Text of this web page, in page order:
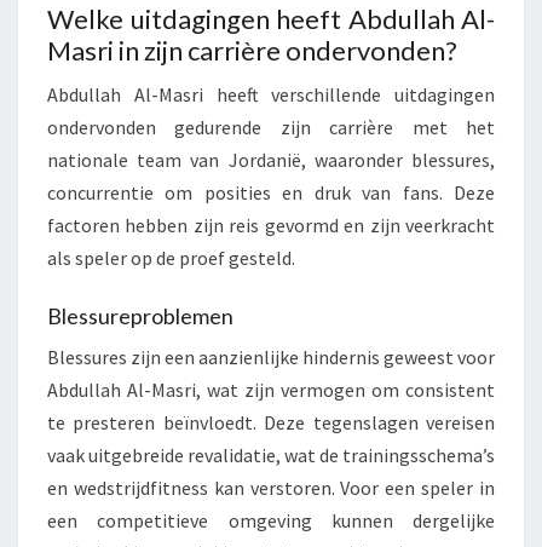
Welke uitdagingen heeft Abdullah Al-
Masri in zijn carrière ondervonden?
Abdullah Al-Masri heeft verschillende uitdagingen
ondervonden gedurende zijn carrière met het
nationale team van Jordanië, waaronder blessures,
concurrentie om posities en druk van fans. Deze
factoren hebben zijn reis gevormd en zijn veerkracht
als speler op de proef gesteld.
Blessureproblemen
Blessures zijn een aanzienlijke hindernis geweest voor
Abdullah Al-Masri, wat zijn vermogen om consistent
te presteren beïnvloedt. Deze tegenslagen vereisen
vaak uitgebreide revalidatie, wat de trainingsschema’s
en wedstrijdfitness kan verstoren. Voor een speler in
een competitieve omgeving kunnen dergelijke